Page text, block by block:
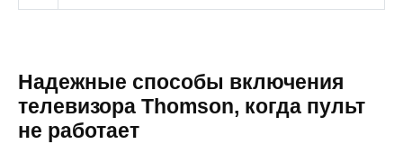
Надежные способы включения
телевизора Thomson, когда пульт
не работает